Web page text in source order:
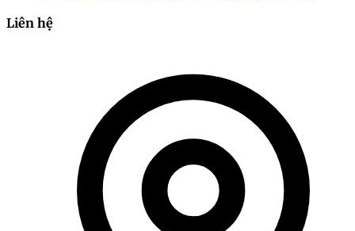
Liên hệ